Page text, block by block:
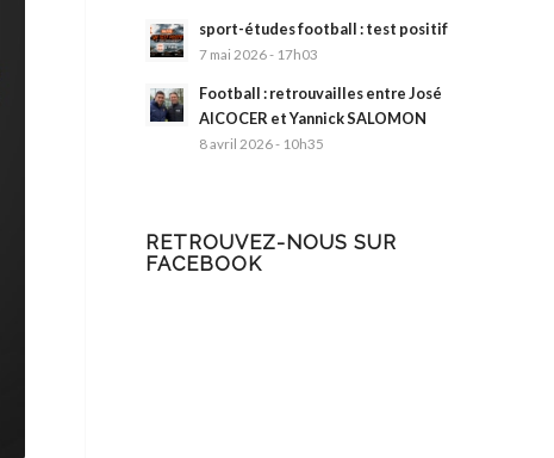
sport-études football : test positif
7 mai 2026 - 17h03
Football : retrouvailles entre José
AlCOCER et Yannick SALOMON
8 avril 2026 - 10h35
RETROUVEZ-NOUS SUR
FACEBOOK